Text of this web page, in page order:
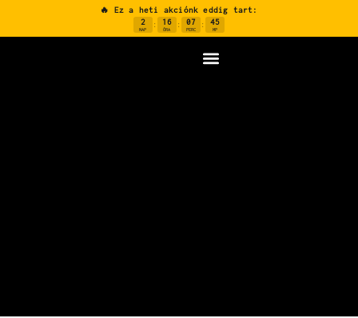
🔥 Ez a heti akciónk eddig tart:
2
NAP
: 16
ÓRA
: 07
PERC
: 44
MP